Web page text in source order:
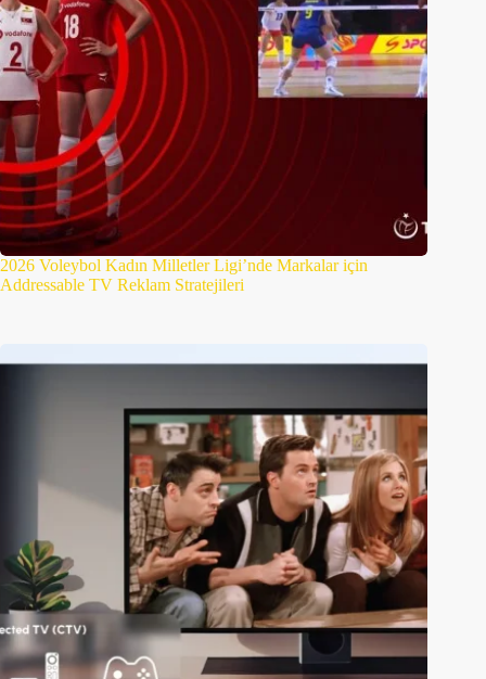
2026 Voleybol Kadın Milletler Ligi’nde Markalar için
Addressable TV Reklam Stratejileri